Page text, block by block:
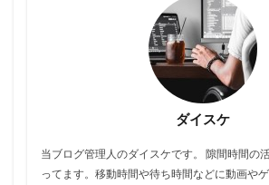
ダイスケ
当ブログ管理人のダイスケです。 隙間時間の
ってます。移動時間や待ち時間などに動画や